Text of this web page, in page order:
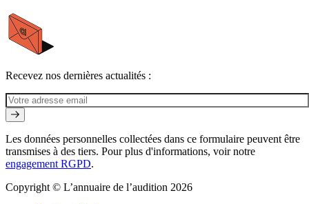
Recevez nos dernières actualités :
Les données personnelles collectées dans ce formulaire peuvent être
transmises à des tiers. Pour plus d'informations, voir notre
engagement RGPD.
Copyright © L’annuaire de l’audition 2026